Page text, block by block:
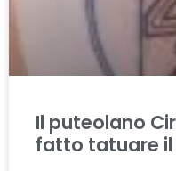
Il puteolano
fatto tatuare il